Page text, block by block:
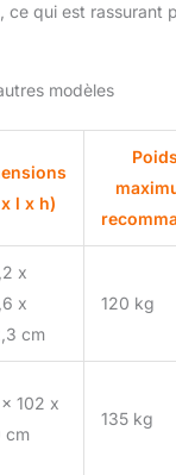
ce qui est rassurant
modèles
l x h)
Poids
x
x
cm
120 kg
102 x
cm
135 kg